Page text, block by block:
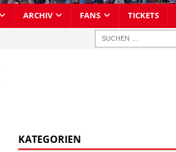
ARCHIV FANS TICKETS
KATEGORIEN